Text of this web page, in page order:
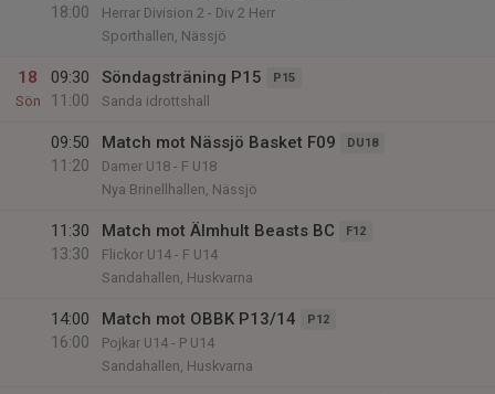
18:00
Herrar Division 2 - Div 2 Herr
Sporthallen, Nässjö
18
Sön
09:30
11:00
Söndagsträning P15 P15
Sanda idrottshall
09:50
11:20
Match mot Nässjö Basket F09 DU18
Damer U18 - F U18
Nya Brinellhallen, Nässjö
11:30
13:30
Match mot Älmhult Beasts BC F12
Flickor U14 - F U14
Sandahallen, Huskvarna
14:00
16:00
Match mot OBBK P13/14 P12
Pojkar U14 - P U14
Sandahallen, Huskvarna